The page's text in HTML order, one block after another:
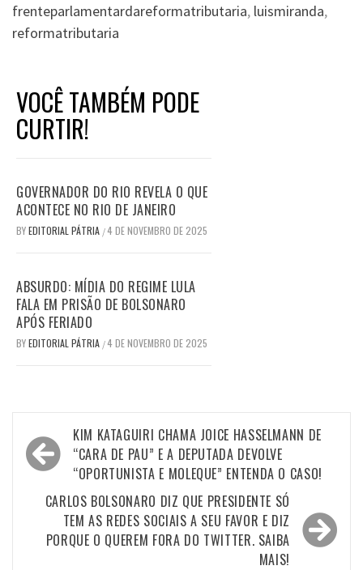
frenteparlamentardareformatributaria, luismiranda,
reformatributaria
VOCÊ TAMBÉM PODE
CURTIR!
GOVERNADOR DO RIO REVELA O QUE
ACONTECE NO RIO DE JANEIRO
BYEDITORIAL PÁTRIA /4 DE NOVEMBRO DE 2025
ABSURDO: MÍDIA DO REGIME LULA
FALA EM PRISÃO DE BOLSONARO
APÓS FERIADO
BYEDITORIAL PÁTRIA /4 DE NOVEMBRO DE 2025
Navegação
de
Post
KIM KATAGUIRI CHAMA JOICE HASSELMANN DE
“CARA DE PAU” E A DEPUTADA DEVOLVE
“OPORTUNISTA E MOLEQUE” ENTENDA O CASO!
CARLOS BOLSONARO DIZ QUE PRESIDENTE SÓ
TEM AS REDES SOCIAIS A SEU FAVOR E DIZ
PORQUE O QUEREM FORA DO TWITTER. SAIBA
MAIS!